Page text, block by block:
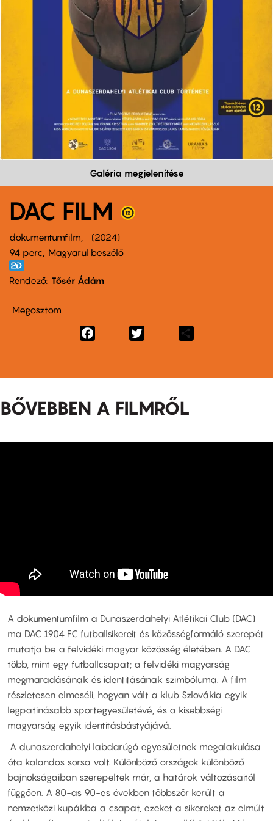
Galéria megjelenítése
DAC FILM
dokumentumfilm
2024
94 perc,
Magyarul beszélő
Rendező Tősér Ádám
Megosztom
Facebook
BŐVEBBEN A FILMRŐL
A dokumentumfilm a Dunaszerdahelyi Atlétikai Club (DAC)
ma DAC 1904 FC futballsikereit és közösségformáló szerepét
mutatja be a felvidéki magyar közösség életében. A DAC
több, mint egy futballcsapat; a felvidéki magyarság
megmaradásának és identitásának szimbóluma. A film
részletesen elmeséli, hogyan vált a klub Szlovákia egyik
legpatinásabb sportegyesületévé, és a kisebbségi
magyarság egyik identitásbástyájává.
A dunaszerdahelyi labdarúgó egyesületnek megalakulása
óta kalandos sorsa volt. Különböző országok különböző
bajnokságaiban szerepeltek már, a határok változásaitól
függően. A 80-as 90-es években többször került a
nemzetközi kupákba a csapat, ezeket a sikereket az elmúlt